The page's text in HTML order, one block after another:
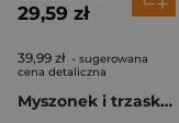
29,59 zł
39,99 zł - sugerowana
cena detaliczna
Myszonek i trzaskający mróz